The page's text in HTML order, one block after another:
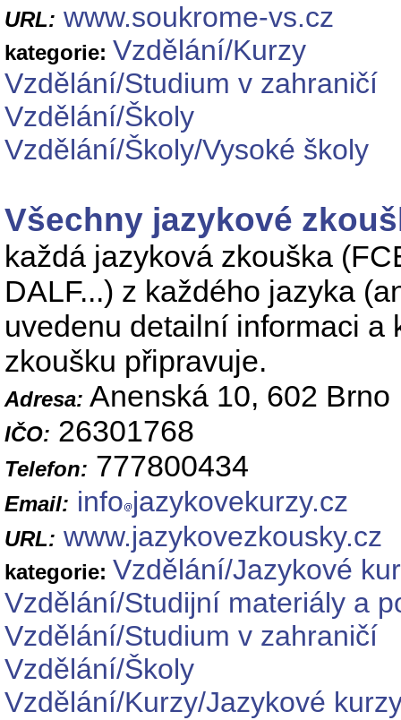
URL: www.soukrome-vs.cz
kategorie: Vzdělání/Kurzy
Vzdělání/Studium v zahraničí
Vzdělání/Školy
Vzdělání/Školy/Vysoké školy
Všechny jazykové
každá jazyková zkouška
DALF...) z každého jazyka
uvedenu detailní informaci a
zkoušku připravuje.
Adresa: Anenská 10, 602 Brno
IČO: 26301768
Telefon: 777800434
Email: info jazykovekurzy.cz
URL: www.jazykovezkousky.cz
kategorie: Vzdělání/Jazykové
Vzdělání/Studijní materiály a
Vzdělání/Studium v zahraničí
Vzdělání/Školy
Vzdělání/Kurzy/Jazykové